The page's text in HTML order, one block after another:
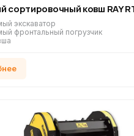
сортировочный ковш RAY
экскаватор
фронтальный погрузчик